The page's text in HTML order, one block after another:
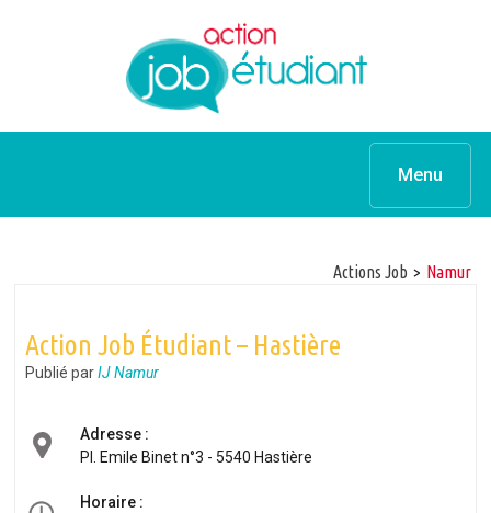
Menu
Actions Job > namur
Action Job Étudiant – Hastière
Publié par IJ Namur
Adresse :
Pl. Emile Binet n°3 - 5540 Hastière
Horaire :